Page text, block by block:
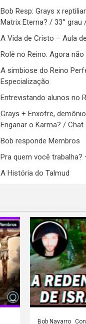
Bob Resp: Grays x
Matrix Eterna? / 33° grau
A Vida de Cristo – Aula
Rolê no Reino: Agora
A simbiose do Reino
Especialização
Entrevistando alunos no
Grays + Enxofre,
Enganar o Karma? / Chat
Bob responde Membros
Pra quem você trabalha?
A História do Talmud
Bob Navarro